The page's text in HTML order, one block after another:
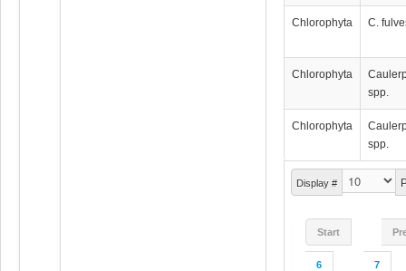
Display #
Start
6 7
Chlorophyta C.
Chlorophyta
spp.
Chlorophyta
spp.